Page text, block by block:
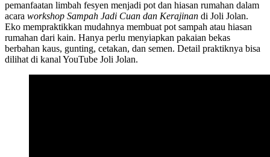
pemanfaatan limbah fesyen menjadi pot dan hiasan rumahan dalam
acara workshop Sampah Jadi Cuan dan Kerajinan di Joli Jolan.
Eko mempraktikkan mudahnya membuat pot sampah atau hiasan
rumahan dari kain. Hanya perlu menyiapkan pakaian bekas
berbahan kaus, gunting, cetakan, dan semen. Detail praktiknya bisa
dilihat di kanal YouTube Joli Jolan.